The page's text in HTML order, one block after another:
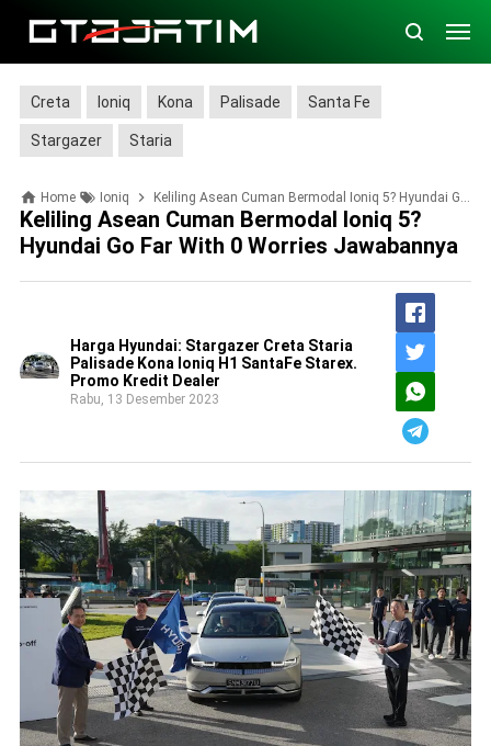
Creta Ioniq Kona Palisade Santa Fe
Stargazer Staria
Home Ioniq Keliling Asean Cuman Bermodal Ioniq 5? Hyundai Go Far With 0 Worries Jawabannya
Keliling Asean Cuman Bermodal Ioniq 5?
Hyundai Go Far With 0 Worries Jawabannya
Harga Hyundai: Stargazer Creta Staria
Palisade Kona Ioniq H1 SantaFe Starex.
Promo Kredit Dealer
Rabu, 13 Desember 2023